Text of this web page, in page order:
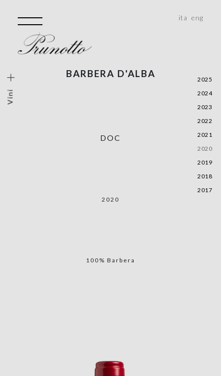
ita eng
Vigneto
2025
2024
2023
2022
2021
2020
2019
2018
2017
Vini
BARBERA D'ALBA
DOC
2020
100% Barbera